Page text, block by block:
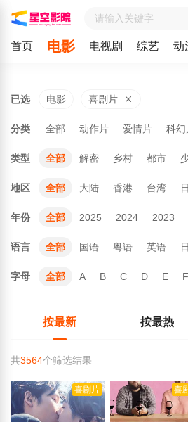
首页 电影 电视剧 综艺 动
已选 电影 喜剧片
分类 全部 动作片 爱情片 科幻
类型 全部 解密 乡村 都市
地区 全部 大陆 香港 台湾
年份 全部 2025 2024 2023
语言 全部 国语 粤语 英语
字母 全部 A B C D E F
按最新 按最热
共3564个筛选结果
喜剧片 喜